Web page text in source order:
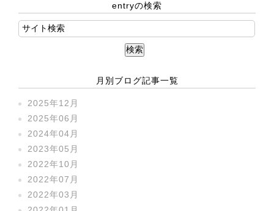
entryの検索
月別ブログ記事一覧
2025年12月
2025年06月
2024年04月
2023年05月
2022年10月
2022年07月
2022年03月